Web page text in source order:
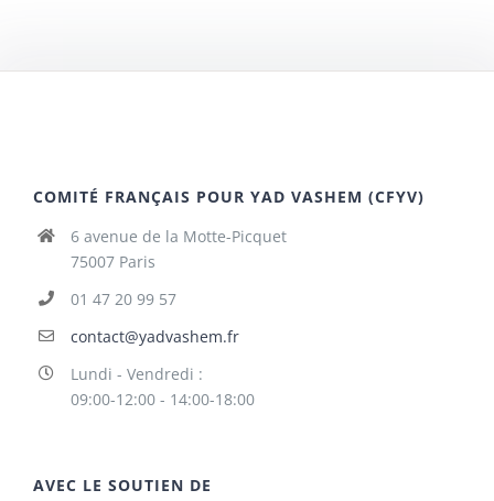
COMITÉ FRANÇAIS POUR YAD VASHEM (CFYV)
6 avenue de la Motte-Picquet
75007 Paris
01 47 20 99 57
contact@yadvashem.fr
Lundi - Vendredi :
09:00-12:00 - 14:00-18:00
AVEC LE SOUTIEN DE